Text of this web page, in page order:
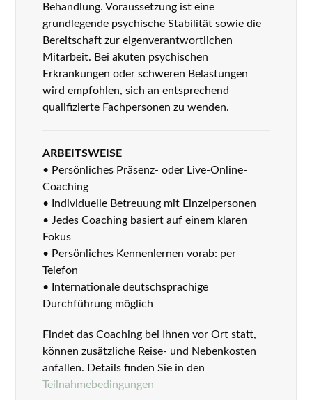
Behandlung. Voraussetzung ist eine
grundlegende psychische Stabilität sowie die
Bereitschaft zur eigenverantwortlichen
Mitarbeit. Bei akuten psychischen
Erkrankungen oder schweren Belastungen
wird empfohlen, sich an entsprechend
qualifizierte Fachpersonen zu wenden.
ARBEITSWEISE
• Persönliches Präsenz- oder Live-Online-
Coaching
• Individuelle Betreuung mit Einzelpersonen
• Jedes Coaching basiert auf einem klaren
Fokus
• Persönliches Kennenlernen vorab: per
Telefon
• Internationale deutschsprachige
Durchführung möglich
Findet das Coaching bei Ihnen vor Ort statt,
können zusätzliche Reise- und Nebenkosten
anfallen. Details finden Sie in den
Teilnahmebedingungen